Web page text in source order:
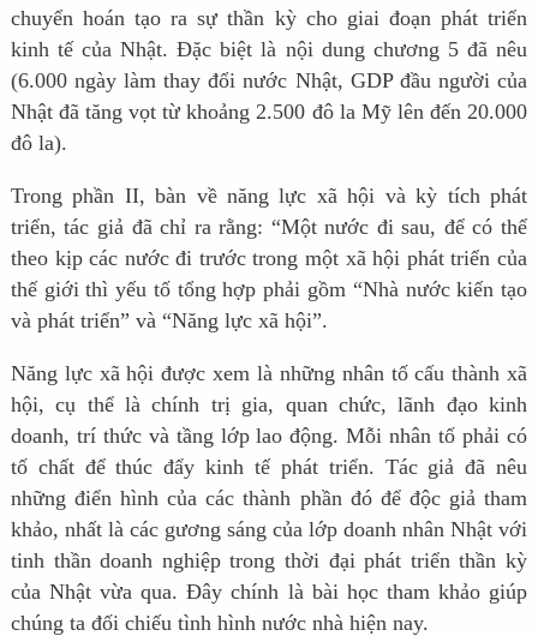
chuyển hoán tạo ra sự thần kỳ cho giai đoạn phát triển
kinh tế của Nhật. Đặc biệt là nội dung chương 5 đã nêu
(6.000 ngày làm thay đổi nước Nhật, GDP đầu người của
Nhật đã tăng vọt từ khoảng 2.500 đô la Mỹ lên đến 20.000
đô la).
Trong phần II, bàn về năng lực xã hội và kỳ tích phát
triển, tác giả đã chỉ ra rằng: “Một nước đi sau, để có thể
theo kịp các nước đi trước trong một xã hội phát triển của
thế giới thì yếu tố tổng hợp phải gồm “Nhà nước kiến tạo
và phát triển” và “Năng lực xã hội”.
Năng lực xã hội được xem là những nhân tố cấu thành xã
hội, cụ thể là chính trị gia, quan chức, lãnh đạo kinh
doanh, trí thức và tầng lớp lao động. Mỗi nhân tố phải có
tố chất để thúc đẩy kinh tế phát triển. Tác giả đã nêu
những điển hình của các thành phần đó để độc giả tham
khảo, nhất là các gương sáng của lớp doanh nhân Nhật với
tinh thần doanh nghiệp trong thời đại phát triển thần kỳ
của Nhật vừa qua. Đây chính là bài học tham khảo giúp
chúng ta đối chiếu tình hình nước nhà hiện nay.